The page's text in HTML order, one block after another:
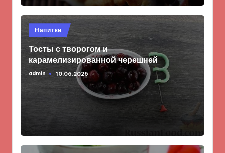
Опубликовано
в
Напитки
Тосты с творогом и
карамелизированной черешней
Запись
admin 10.06.2026